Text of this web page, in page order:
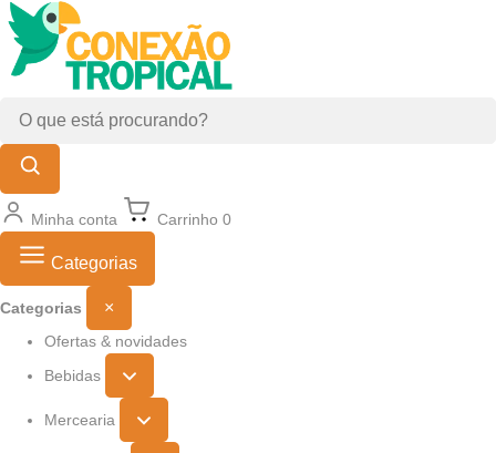
Minha conta Carrinho 0
Categorias
Categorias ×
Ofertas & novidades
Bebidas
Mercearia